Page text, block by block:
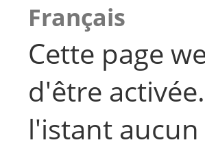
Français
Cette page
d'être
l'istant